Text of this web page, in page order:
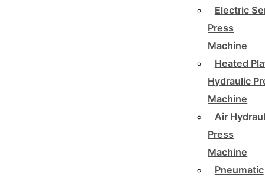
Electric
Press
Machine
Heated
Hydraulic
Machine
Air
Press
Machine
Pneumatic